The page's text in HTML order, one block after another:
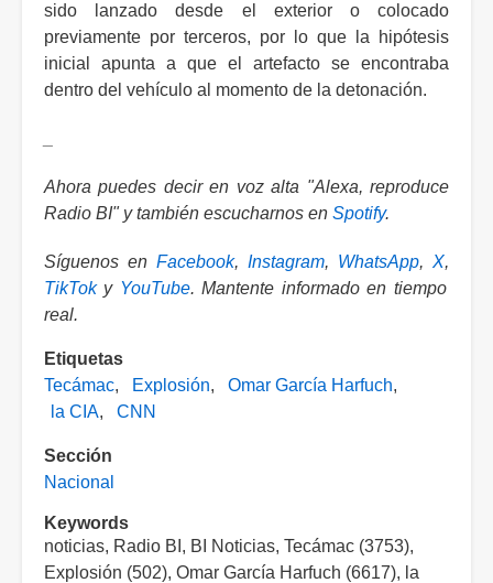
sido lanzado desde el exterior o colocado
previamente por terceros, por lo que la hipótesis
inicial apunta a que el artefacto se encontraba
dentro del vehículo al momento de la detonación.
Ahora puedes decir en voz alta "Alexa, reproduce
Radio BI" y también escucharnos en Spotify.
Síguenos en Facebook, Instagram, WhatsApp, X,
TikTokyYouTube. Mantente informado en tiempo
real.
Etiquetas
Tecámac
Explosión
Omar García Harfuch
la CIA
CNN
Sección
Nacional
Keywords
noticias, Radio BI, BI Noticias, Tecámac (3753),
Explosión (502), Omar García Harfuch (6617), la